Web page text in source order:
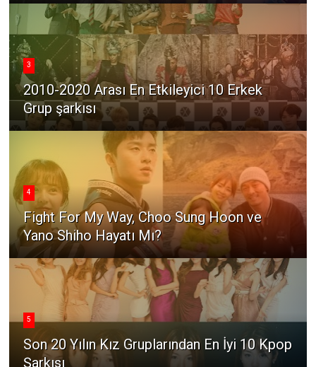
3
2010-2020 Arası En Etkileyici 10 Erkek
Grup şarkısı
4
Fight For My Way, Choo Sung Hoon ve
Yano Shiho Hayatı Mı?
5
Son 20 Yılın Kız Gruplarından En İyi 10 Kpop
Şarkısı